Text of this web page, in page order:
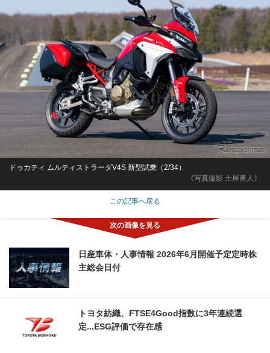
《写真撮影 土屋勇人》
ドゥカティ ムルティストラーダV4S 新型試乗（2/34）
この記事へ戻る
日産車体・人事情報 2026年6月開催予定定時株
主総会日付
トヨタ紡織、FTSE4Good指数に3年連続選
定...ESG評価で存在感